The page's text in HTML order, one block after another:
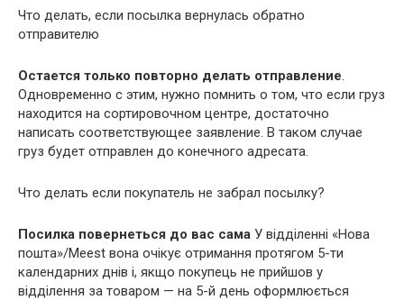
Что делать, если посылка вернулась обратно
отправителю
Остается только повторно делать отправление.
Одновременно с этим, нужно помнить о том, что если груз
находится на сортировочном центре, достаточно
написать соответствующее заявление. В таком случае
груз будет отправлен до конечного адресата.
Что делать если покупатель не забрал посылку?
Посилка повернеться до вас сама У відділенні «Нова
пошта»/Meest вона очікує отримання протягом 5-ти
календарних днів і, якщо покупець не прийшов у
відділення за товаром — на 5-й день оформлюється